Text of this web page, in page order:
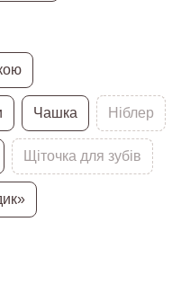
Чашка Ніблер
Щіточка для зубів